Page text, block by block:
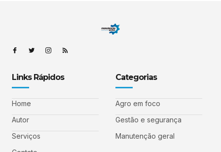
Links Rápidos
Home
Autor
Serviços
Categorias
Agro em foco
Gestão e segurança
Manutenção geral